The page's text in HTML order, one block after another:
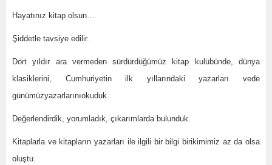
Hayatınız kitap olsun…
Şiddetle tavsiye edilir.
Dört yıldır ara vermeden sürdürdüğümüz kitap kulübünde, dünya
klasiklerini, Cumhuriyetin ilk yıllarındaki yazarları vede
günümüzyazarlarınıokuduk.
Değerlendirdik, yorumladık, çıkarımlarda bulunduk.
Kitaplarla ve kitapların yazarları ile ilgili bir bilgi birikimimiz az da olsa
oluştu.